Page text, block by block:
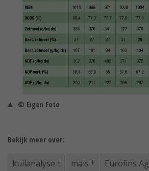
© Eigen Foto
Bekijk meer over:
kuilanalyse mais Eurofins